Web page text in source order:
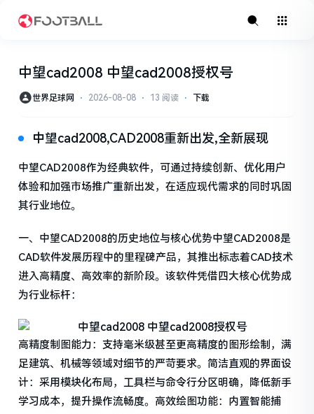
中望cad2008 中望cad2008授权号
世界足球网 ⋅ 2026-08-08 ⋅ 13 阅读 ⋅ 下载
中望cad2008,CAD2008重新出发,全新展现
中望CAD2008作为经典软件，可通过持续创新、优化用户
体验和加强市场推广重新出发，在适应现代需求的同时巩固
其行业地位。
一、中望CAD2008的历史地位与核心优势中望CAD2008是
CAD软件发展历程中的里程碑产品，其推出标志着CAD技术
进入高精度、高效率的新阶段。该软件凭借四大核心优势成
为行业标杆：
高精度制图能力：支持毫米级甚至更高精度的图形绘制，满
足建筑、机械等领域对细节的严苛要求。简洁直观的界面设
计：采用模块化布局，工具栏与命令行分区明确，降低新手
学习成本，提升操作流畅度。高效绘图功能：内置智能捕